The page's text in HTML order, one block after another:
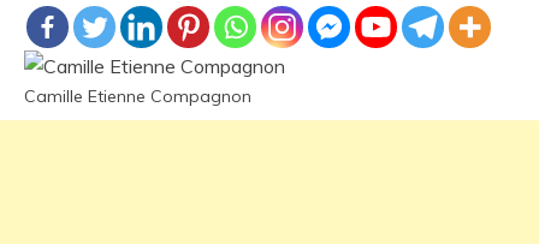
Camille Etienne Compagnon